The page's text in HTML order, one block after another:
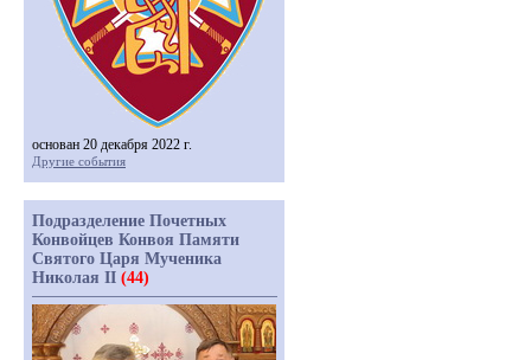
основан 20 декабря 2022 г.
Другие события
Подразделение Почетных
Конвойцев Конвоя Памяти
Святого Царя Мученика
Николая II (44)